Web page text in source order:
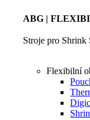
ABG |
Stroje pro
Flexibilní